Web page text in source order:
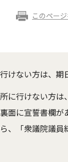
このペー
ない方は、期
行けない方は
に宣誓書欄
「衆議院議